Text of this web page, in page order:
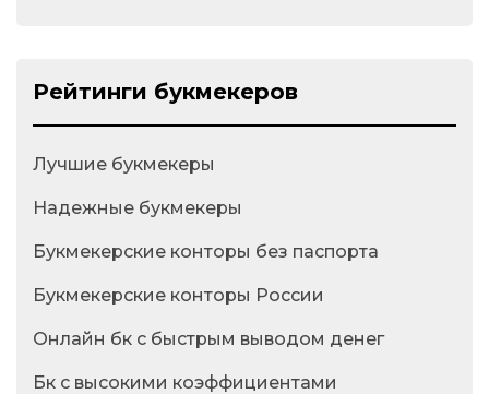
Рейтинги букмекеров
Лучшие букмекеры
Надежные букмекеры
Букмекерские конторы без паспорта
Букмекерские конторы России
Онлайн бк с быстрым выводом денег
Бк с высокими коэффициентами